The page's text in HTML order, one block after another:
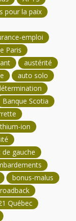
pour la paix
emploi
Paris
austérité
auto solo
Banque Scotia
ion
de gauche
bonus-malus
Québec